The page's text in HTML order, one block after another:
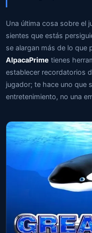
Una última cosa sobre el
sientes que estás
se alargan más de lo que
AlpacaPrime tienes
establecer recordatorios
jugador; te hace uno que
entretenimiento, no una